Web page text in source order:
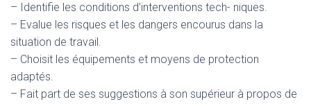
– Identifie les conditions d’interventions tech- niques.
– Evalue les risques et les dangers encourus dans la
situation de travail.
– Choisit les équipements et moyens de protection
adaptés.
– Fait part de ses suggestions à son supérieur à propos de